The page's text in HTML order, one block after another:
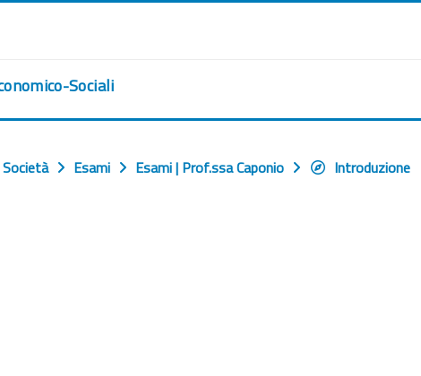
Sociali
Esami Esami | Prof.ssa Caponio Introduzione